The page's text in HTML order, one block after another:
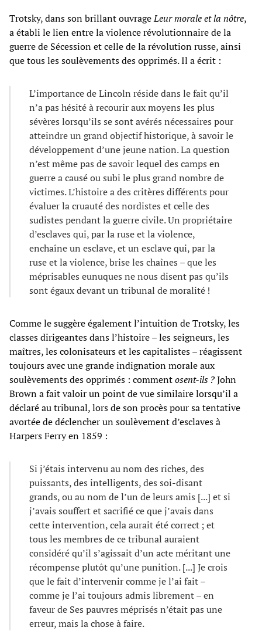
Trotsky, dans son brillant ouvrageLeur morale et la nôtre,
a établi le lien entre la violence révolutionnaire de la
guerre de Sécession et celle de la révolution russe, ainsi
que tous les soulèvements des opprimés. Il a écrit :
L’importance de Lincoln réside dans le fait qu’il
n’a pas hésité à recourir aux moyens les plus
sévères lorsqu’ils se sont avérés nécessaires pour
atteindre un grand objectif historique, à savoir le
développement d’une jeune nation. La question
n’est même pas de savoir lequel des camps en
guerre a causé ou subi le plus grand nombre de
victimes. L’histoire a des critères différents pour
évaluer la cruauté des nordistes et celle des
sudistes pendant la guerre civile. Un propriétaire
d’esclaves qui, par la ruse et la violence,
enchaîne un esclave, et un esclave qui, par la
ruse et la violence, brise les chaînes – que les
méprisables eunuques ne nous disent pas qu’ils
sont égaux devant un tribunal de moralité !
Comme le suggère également l’intuition de Trotsky, les
classes dirigeantes dans l’histoire – les seigneurs, les
maîtres, les colonisateurs et les capitalistes – réagissent
toujours avec une grande indignation morale aux
soulèvements des opprimés : commentosent-ils ?John
Brown a fait valoir un point de vue similaire lorsqu’il a
déclaré au tribunal, lors de son procès pour sa tentative
avortée de déclencher un soulèvement d’esclaves à
Harpers Ferry en 1859 :
Si j’étais intervenu au nom des riches, des
puissants, des intelligents, des soi-disant
grands, ou au nom de l’un de leurs amis [...] et si
j’avais souffert et sacrifié ce que j’avais dans
cette intervention, cela aurait été correct ; et
tous les membres de ce tribunal auraient
considéré qu’il s’agissait d’un acte méritant une
récompense plutôt qu’une punition. [...] Je crois
que le fait d’intervenir comme je l’ai fait –
comme je l’ai toujours admis librement – en
faveur de Ses pauvres méprisés n’était pas une
erreur, mais la chose à faire.